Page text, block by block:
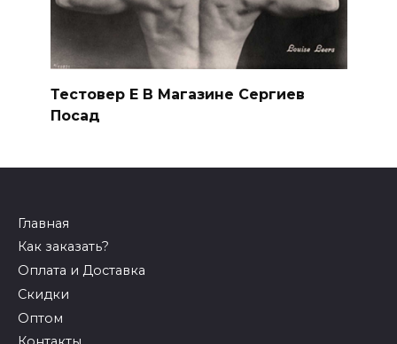
Тестовер Е В Магазине Сергиев
Посад
Главная
Как заказать?
Оплата и Доставка
Скидки
Оптом